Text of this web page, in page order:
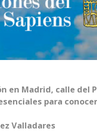
en Madrid, calle del
para
Valladares